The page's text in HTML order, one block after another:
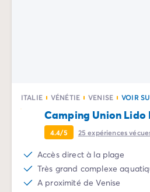
ITALIE VÉNÉTIE VENISE VOIR
Camping Union Lido
4.4/5 25expériences
Accès direct à la plage
Très grand complexe
A proximité de Venise